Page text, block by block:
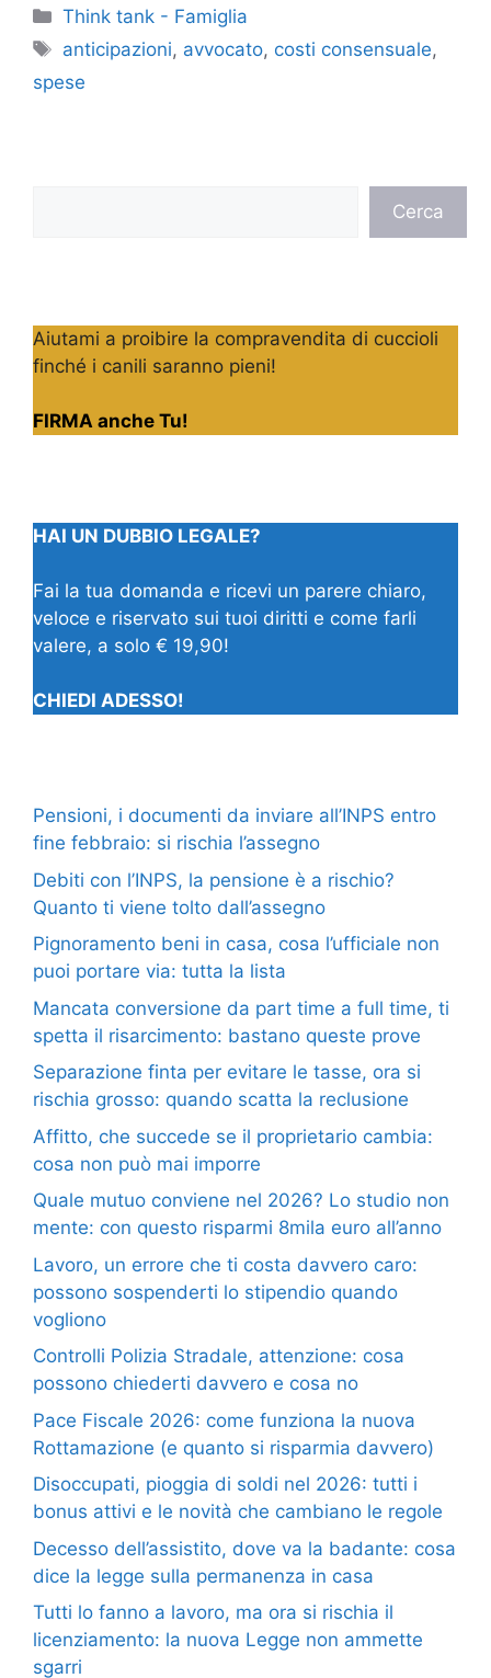
Categorie
Think tank - Famiglia
Tag
anticipazioni, avvocato, costi consensuale,
spese
Cerca
Aiutami a proibire la compravendita di cuccioli
finché i canili saranno pieni!
FIRMA anche Tu!
HAI UN DUBBIO LEGALE?
Fai la tua domanda e ricevi un parere chiaro,
veloce e riservato sui tuoi diritti e come farli
valere, a solo € 19,90!
CHIEDI ADESSO!
Pensioni, i documenti da inviare all’INPS entro
fine febbraio: si rischia l’assegno
Debiti con l’INPS, la pensione è a rischio?
Quanto ti viene tolto dall’assegno
Pignoramento beni in casa, cosa l’ufficiale non
puoi portare via: tutta la lista
Mancata conversione da part time a full time, ti
spetta il risarcimento: bastano queste prove
Separazione finta per evitare le tasse, ora si
rischia grosso: quando scatta la reclusione
Affitto, che succede se il proprietario cambia:
cosa non può mai imporre
Quale mutuo conviene nel 2026? Lo studio non
mente: con questo risparmi 8mila euro all’anno
Lavoro, un errore che ti costa davvero caro:
possono sospenderti lo stipendio quando
vogliono
Controlli Polizia Stradale, attenzione: cosa
possono chiederti davvero e cosa no
Pace Fiscale 2026: come funziona la nuova
Rottamazione (e quanto si risparmia davvero)
Disoccupati, pioggia di soldi nel 2026: tutti i
bonus attivi e le novità che cambiano le regole
Decesso dell’assistito, dove va la badante: cosa
dice la legge sulla permanenza in casa
Tutti lo fanno a lavoro, ma ora si rischia il
licenziamento: la nuova Legge non ammette
sgarri